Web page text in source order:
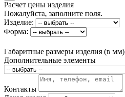
Расчет цены изделия
Пожалуйста, заполните поля.
Изделие:
Форма:
Габаритные размеры изделия (в мм)
Дополнительные элементы
Контакты